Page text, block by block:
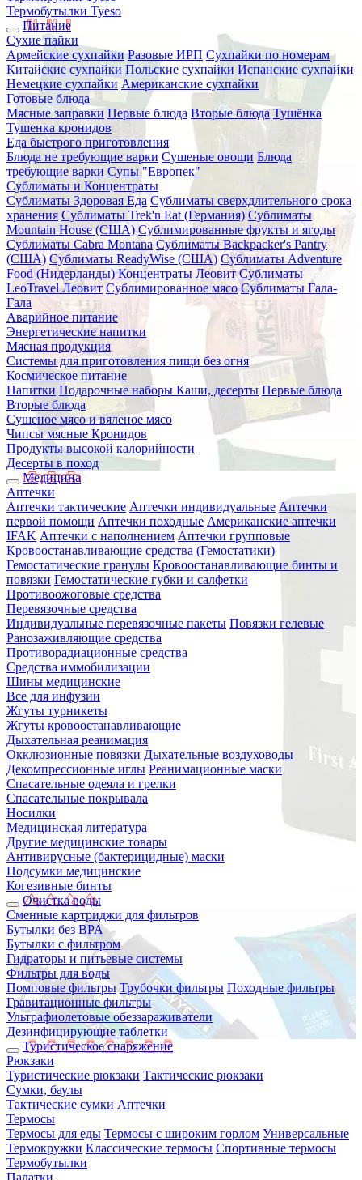
Термобутылки Tyeso
Питание
Сухие пайки
Армейские сухпайки Разовые ИРП Сухпайки по номерам
Китайские сухпайки Польские сухпайки Испанские сухпайки
Немецкие сухпайки Американские сухпайки
Готовые блюда
Мясные заправки Первые блюда Вторые блюда Тушёнка
Тушенка кронидов
Еда быстрого приготовления
Блюда не требующие варки Сушеные овощи Блюда
требующие варки Супы "Европек"
Сублиматы и Концентраты
Сублиматы Здоровая Еда Сублиматы сверхдлительного срока
хранения Сублиматы Trek'n Eat (Германия) Сублиматы
Mountain House (США) Сублимированные фрукты и ягоды
Сублиматы Cabra Montana Сублиматы Backpacker's Pantry
(США) Сублиматы ReadyWise (США) Сублиматы Adventure
Food (Нидерланды) Концентраты Леовит Сублиматы
LeoTravel Леовит Сублимированное мясо Сублиматы Гала-
Гала
Аварийное питание
Энергетические напитки
Мясная продукция
Системы для приготовления пищи без огня
Космическое питание
Напитки Подарочные наборы Каши, десерты Первые блюда
Вторые блюда
Сушеное мясо и вяленое мясо
Чипсы мясные Кронидов
Продукты высокой калорийности
Десерты в поход
Медицина
Аптечки
Аптечки тактические Аптечки индивидуальные Аптечки
первой помощи Аптечки походные Американские аптечки
IFAK Аптечки с наполнением Аптечки групповые
Кровоостанавливающие средства (Гемостатики)
Гемостатические гранулы Кровоостанавливающие бинты и
повязки Гемостатические губки и салфетки
Противоожоговые средства
Перевязочные средства
Индивидуальные перевязочные пакеты Повязки гелевые
Ранозаживляющие средства
Противорадиационные средства
Средства иммобилизации
Шины медицинские
Все для инфузии
Жгуты турникеты
Жгуты кровоостанавливающие
Дыхательная реанимация
Окклюзионные повязки Дыхательные воздуховоды
Декомпрессионные иглы Реанимационные маски
Спасательные одеяла и грелки
Спасательные покрывала
Носилки
Медицинская литература
Другие медицинские товары
Антивирусные (бактерицидные) маски
Подсумки медицинские
Когезивные бинты
Очистка воды
Сменные картриджи для фильтров
Бутылки без BPA
Бутылки с фильтром
Гидраторы и питьевые системы
Фильтры для воды
Помповые фильтры Трубочки фильтры Походные фильтры
Гравитационные фильтры
Ультрафиолетовые обеззараживатели
Дезинфицирующие таблетки
Туристическое снаряжение
Рюкзаки
Туристические рюкзаки Тактические рюкзаки
Сумки, баулы
Тактические сумки Аптечки
Термосы
Термосы для еды Термосы с широким горлом Универсальные
Термокружки Классические термосы Спортивные термосы
Термобутылки